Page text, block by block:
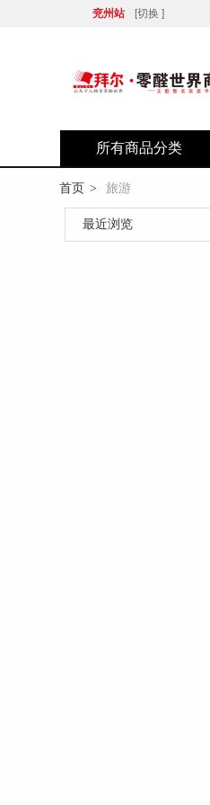
兖州站 [切换 ]
所有商品分类
首页 > 旅游
最近浏览